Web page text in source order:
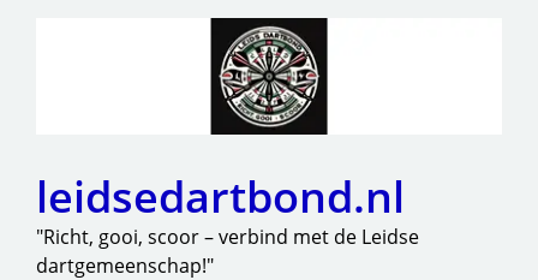
leidsedartbond.nl
"Richt, gooi, scoor – verbind met de Leidse
dartgemeenschap!"